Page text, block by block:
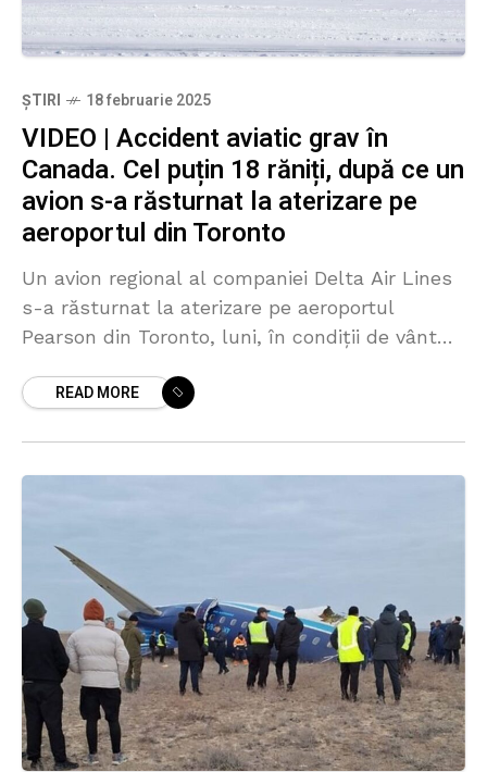
ȘTIRI 18 februarie 2025
VIDEO | Accident aviatic grav în
Canada. Cel puțin 18 răniți, după ce un
avion s-a răsturnat la aterizare pe
aeroportul din Toronto
Un avion regional al companiei Delta Air Lines
s-a răsturnat la aterizare pe aeroportul
Pearson din Toronto, luni, în condiții de vânt
rănireaREAD MORE